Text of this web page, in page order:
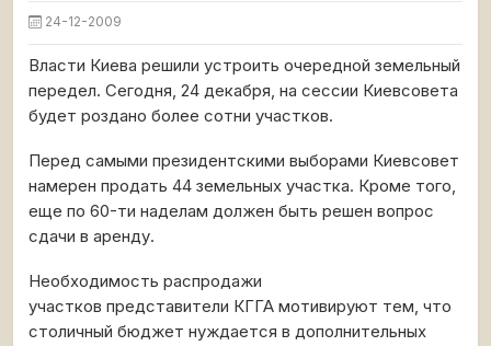
24-12-2009
Власти Киева решили устроить очередной земельный
передел. Сегодня, 24 декабря, на сессии Киевсовета
будет роздано более сотни участков.
Перед самыми президентскими выборами Киевсовет
намерен продать 44 земельных участка. Кроме того,
еще по 60-ти наделам должен быть решен вопрос
сдачи в аренду.
Необходимость распродажи
участков представители КГГА мотивируют тем, что
столичный бюджет нуждается в дополнительных